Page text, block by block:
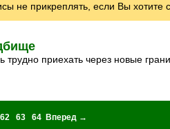
не прикреплять, если Вы
62 63 64
Вперед →